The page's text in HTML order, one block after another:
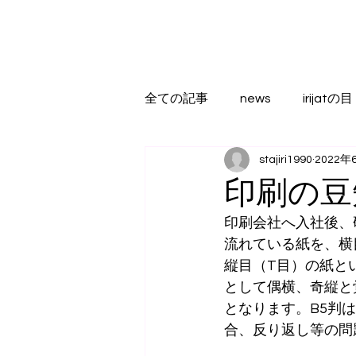
全ての記事 news irijatの目
印刷の
stajiri1990 2022年
印刷会社へ入社後
流れている紙を、
縦目（T目）の紙と
として偶横、奇縦
となります。B5判
合、反り返し等の